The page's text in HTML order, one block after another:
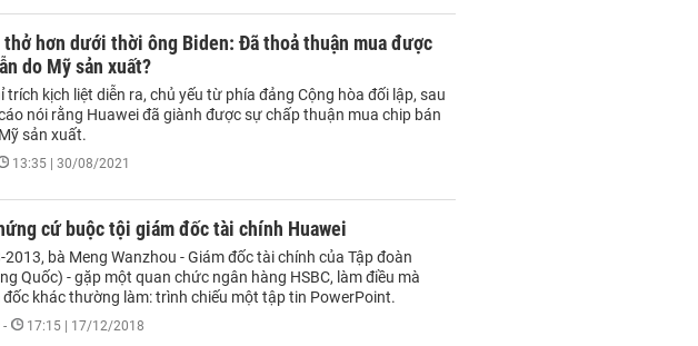
thở hơn dưới thời ông Biden: Đã thoả thuận mua được
do Mỹ sản xuất?
trích kịch liệt diễn ra, chủ yếu từ phía đảng Cộng hòa đối lập, sau
nói rằng Huawei đã giành được sự chấp thuận mua chip bán
sản xuất.
13:35 | 30/08/2021
cứ buộc tội giám đốc tài chính Huawei
bà Meng Wanzhou - Giám đốc tài chính của Tập đoàn
Quốc) - gặp một quan chức ngân hàng HSBC, làm điều mà
khác thường làm: trình chiếu một tập tin PowerPoint.
- 17:15 | 17/12/2018